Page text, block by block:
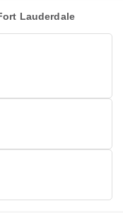
Lauderdale